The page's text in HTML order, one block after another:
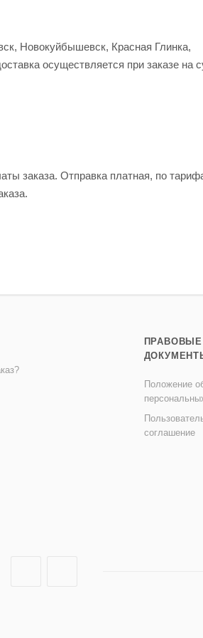
Новокуйбышевск, Красная Глинка,
осуществляется при заказе на
заказа. Отправка платная, по
ПРАВОВЫЕ
Положение
соглашение